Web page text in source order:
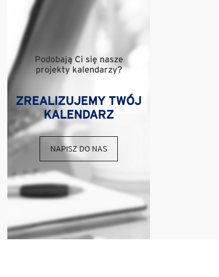
Podobają Ci się nasze
projekty kalendarzy?
ZREALIZUJEMY TWÓJ
KALENDARZ
NAPISZ DO NAS